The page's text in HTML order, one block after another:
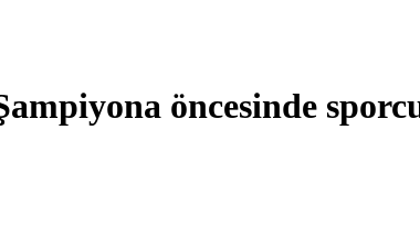
öncesinde